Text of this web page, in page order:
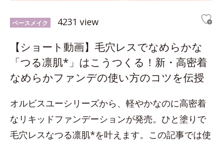
ベースメイク 4231 view
【ショート動画】毛穴レスでなめらかな
「つる凛肌*」はこうつくる！新・高密着
なめらかファンデの使い方のコツを伝授
オルビスユーシリーズから、軽やかなのに高密着
なリキッドファンデーションが発売。ひと塗りで
毛穴レスなつる凛肌*を叶えます。この記事では使